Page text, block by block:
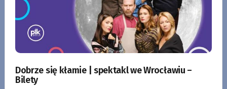
Dobrze się kłamie | spektakl we Wrocławiu –
Bilety